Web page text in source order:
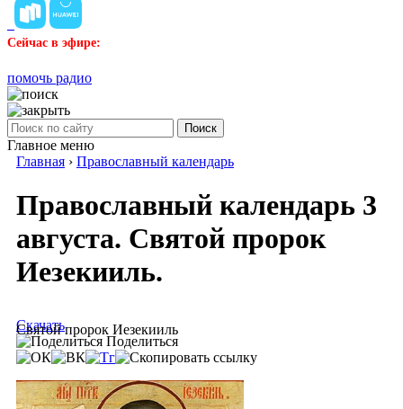
Сейчас в эфире:
помочь радио
Поиск
Главное меню
Главная › Православный календарь
Православный календарь 3
августа. Святой пророк
Иезекииль.
Святой пророк Иезекииль
Скачать
Поделиться